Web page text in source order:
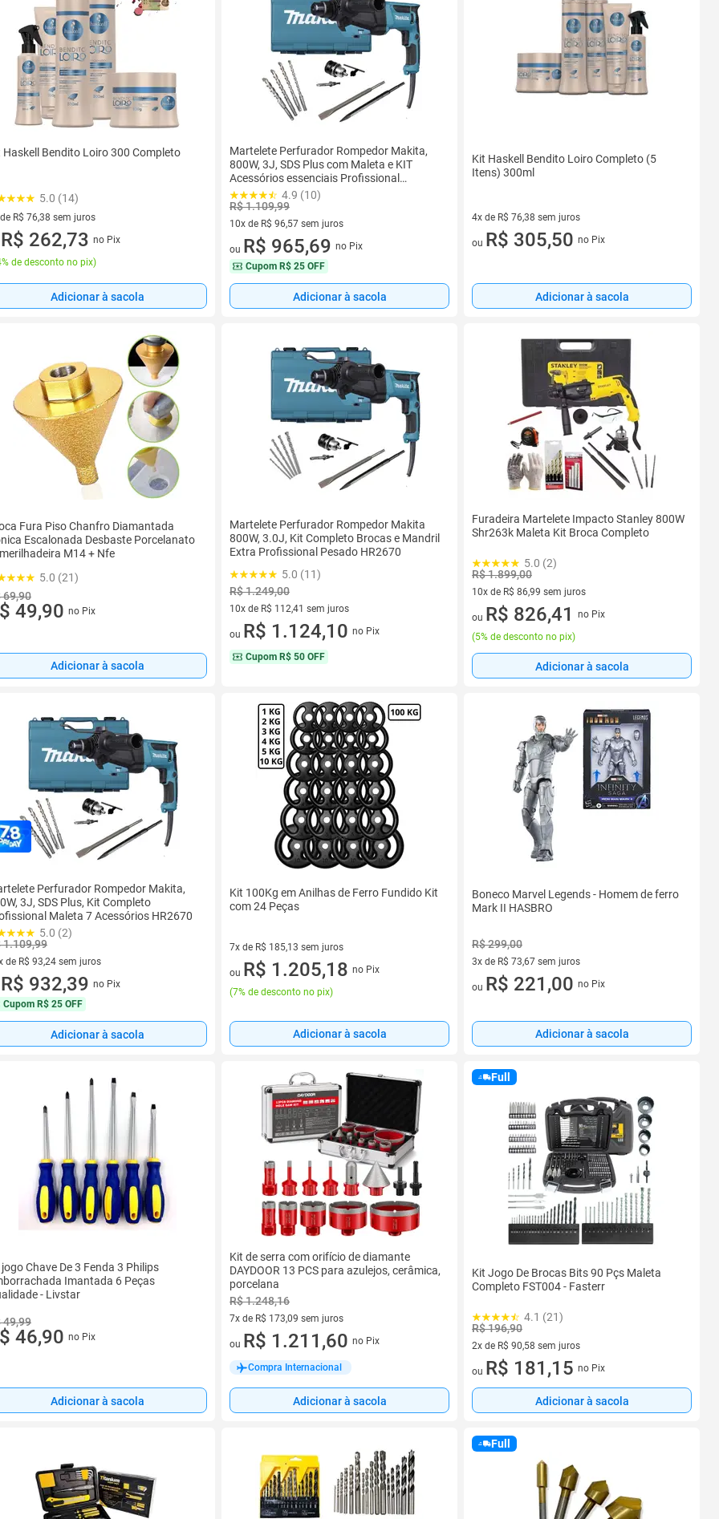
Haskell Bendito Loiro 300 Completo
5.0 (14)
R$ 76,38 sem juros
de R$ 76,38 sem juros
R$ 262,73 no Pix
de desconto no pix)
Adicionar à sacola
Martelete Perfurador Rompedor Makita,
800W, 3J, SDS Plus com Maleta e KIT
Acessórios essenciais Profissional
HR2670
4.9 (10)
R$ 1.109,99
10x de R$ 96,57 sem juros
10 vez de R$ 96,57 sem juros
ou R$ 965,69 no Pix
Cupom R$ 25 OFF
Adicionar à sacola
Kit Haskell Bendito Loiro Completo (5
Itens) 300ml
4x de R$ 76,38 sem juros
4 vez de R$ 76,38 sem juros
ou R$ 305,50 no Pix
Adicionar à sacola
Fura Piso Chanfro Diamantada
Escalonada Desbaste Porcelanato
M14 + Nfe
5.0 (21)
69,90
49,90 no Pix
Adicionar à sacola
Martelete Perfurador Rompedor Makita
800W, 3.0J, Kit Completo Brocas e Mandril
Extra Profissional Pesado HR2670
5.0 (11)
R$ 1.249,00
10x de R$ 112,41 sem juros
10 vez de R$ 112,41 sem juros
ou R$ 1.124,10 no Pix
Cupom R$ 50 OFF
Furadeira Martelete Impacto Stanley 800W
Shr263k Maleta Kit Broca Completo
5.0 (2)
R$ 1.899,00
10x de R$ 86,99 sem juros
10 vez de R$ 86,99 sem juros
ou R$ 826,41
no Pix
(5% de desconto no pix)
Adicionar à sacola
Perfurador Rompedor Makita,
3J, SDS Plus, Kit Completo
Maleta 7 Acessórios HR2670
5.0 (2)
1.109,99
de R$ 93,24 sem juros
vez de R$ 93,24 sem juros
R$ 932,39 no Pix
Cupom R$ 25 OFF
Adicionar à sacola
Kit 100Kg em Anilhas de Ferro Fundido Kit
com 24 Peças
7x de R$ 185,13 sem juros
7 vez de R$ 185,13 sem juros
ou R$ 1.205,18 no Pix
(7% de desconto no pix)
Adicionar à sacola
Boneco Marvel Legends - Homem de ferro
Mark II HASBRO
R$ 299,00
3x de R$ 73,67 sem juros
3 vez de R$ 73,67 sem juros
ou R$ 221,00 no Pix
Adicionar à sacola
jogo Chave De 3 Fenda 3 Philips
Imantada 6 Peças
- Livstar
49,99
46,90 no Pix
Adicionar à sacola
Kit de serra com orifício de diamante
DAYDOOR 13 PCS para azulejos, cerâmica,
porcelana
R$ 1.248,16
7x de R$ 173,09 sem juros
7 vez de R$ 173,09 sem juros
ou R$ 1.211,60 no Pix
Compra Internacional
Adicionar à sacola
Full
Kit Jogo De Brocas Bits 90 Pçs Maleta
Completo FST004 - Fasterr
4.1 (21)
R$ 196,90
2x de R$ 90,58 sem juros
2 vez de R$ 90,58 sem juros
ou R$ 181,15 no Pix
Adicionar à sacola
Full